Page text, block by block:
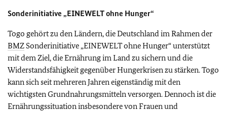
Sonderinitiative „EINEWELT ohne Hunger“
Togo gehört zu den Ländern, die Deutschland im Rahmen der
BMZ Sonderinitiative „EINEWELT ohne Hunger“ unterstützt
mit dem Ziel, die Ernährung im Land zu sichern und die
Widerstandsfähigkeit gegenüber Hungerkrisen zu stärken. Togo
kann sich seit mehreren Jahren eigenständig mit den
wichtigsten Grundnahrungsmitteln versorgen. Dennoch ist die
Ernährungssituation insbesondere von Frauen und